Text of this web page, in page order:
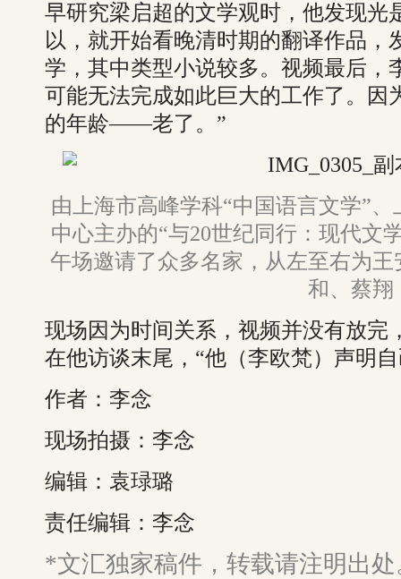
早研究梁启超的文学观时，他发现光
以，就开始看晚清时期的翻译作品，
学，其中类型小说较多。视频最后，
可能无法完成如此巨大的工作了。因
的年龄——老了。”
由上海市高峰学科“中国语言文学”
中心主办的“与20世纪同行：现代文
午场邀请了众多名家，从左至右为
和、蔡翔
现场因为时间关系，视频并没有放完
在他访谈末尾，“他（李欧梵）声明
作者：李念
现场拍摄：李念
编辑：袁琭璐
责任编辑：李念
*文汇独家稿件，转载请注明出处